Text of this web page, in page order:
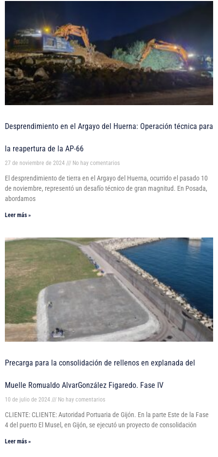
Desprendimiento en el Argayo del Huerna: Operación técnica para
la reapertura de la AP-66
27 de noviembre de 2024 No hay comentarios
El desprendimiento de tierra en el Argayo del Huerna, ocurrido el pasado 10
de noviembre, representó un desafío técnico de gran magnitud. En Posada,
abordamos
Leer más »
Precarga para la consolidación de rellenos en explanada del
Muelle Romualdo AlvarGonzález Figaredo. Fase IV
10 de julio de 2024 No hay comentarios
CLIENTE: CLIENTE: Autoridad Portuaria de Gijón. En la parte Este de la Fase
4 del puerto El Musel, en Gijón, se ejecutó un proyecto de consolidación
Leer más »